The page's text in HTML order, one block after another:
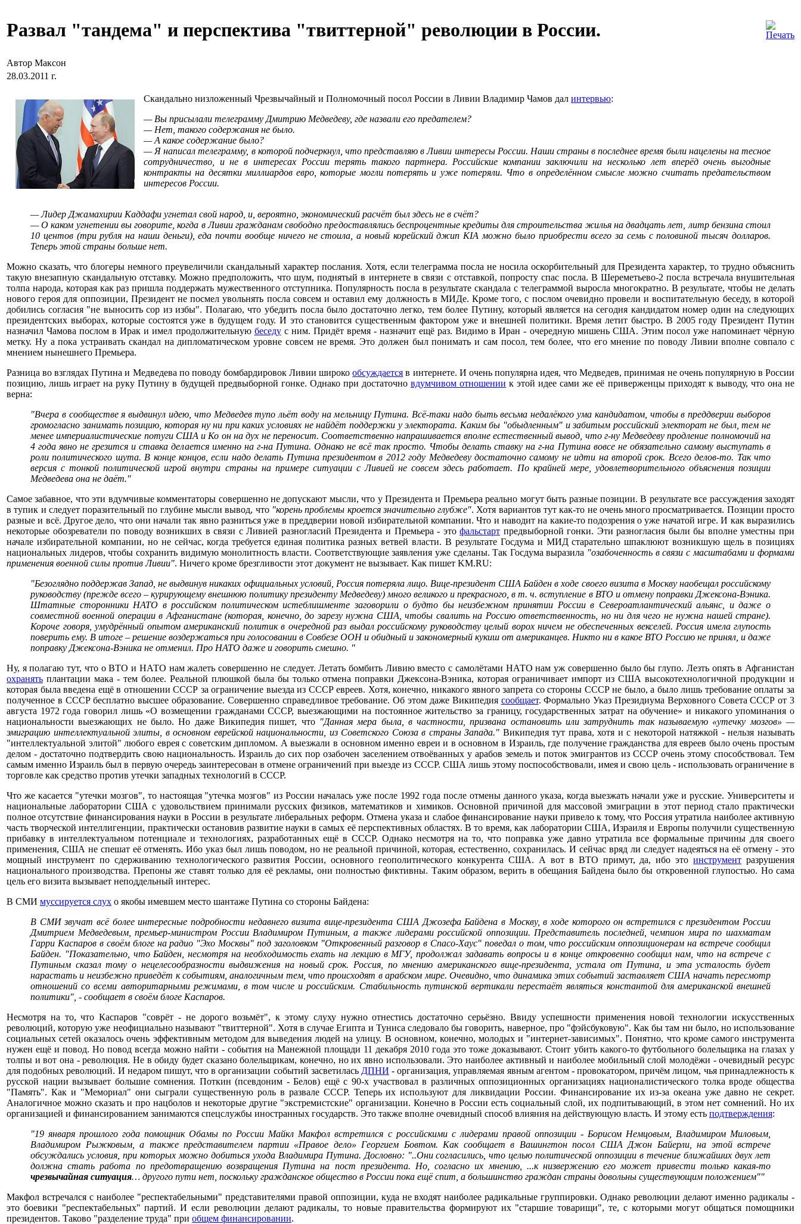
Развал "тандема" и перспектива "твиттерной" революции в России.
Автор Максон
28.03.2011 г.
Скандально низложенный Чрезвычайный и Полномочный посол России в Ливии Владимир Чамов дал интервью:
— Вы присылали телеграмму Дмитрию Медведеву, где назвали его предателем?
— Нет, такого содержания не было.
— А какое содержание было?
— Я написал телеграмму, в которой подчеркнул, что представляю в Ливии интересы России. Наши страны в последнее время были нацелены на тесное
сотрудничество, и не в интересах России терять такого партнера. Российские компании заключили на несколько лет вперёд очень выгодные
контракты на десятки миллиардов евро, которые могли потерять и уже потеряли. Что в определённом смысле можно считать предательством
интересов России.
— Лидер Джамахирии Каддафи угнетал свой народ, и, вероятно, экономический расчёт был здесь не в счёт?
— О каком угнетении вы говорите, когда в Ливии гражданам свободно предоставлялись беспроцентные кредиты для строительства жилья на двадцать лет, литр бензина стоил
10 центов (три рубля на наши деньги), еда почти вообще ничего не стоила, а новый корейский джип KIA можно было приобрести всего за семь с половиной тысяч долларов.
Теперь этой страны больше нет.
Можно сказать, что блогеры немного преувеличили скандальный характер послания. Хотя, если телеграмма посла не носила оскорбительный для Президента характер, то трудно объяснить
такую внезапную скандальную отставку. Можно предположить, что шум, поднятый в интернете в связи с отставкой, попросту спас посла. В Шереметьево-2 посла встречала внушительная
толпа народа, которая как раз пришла поддержать мужественного отступника. Популярность посла в результате скандала с телеграммой выросла многократно. В результате, чтобы не делать
нового героя для оппозиции, Президент не посмел увольнять посла совсем и оставил ему должность в МИДе. Кроме того, с послом очевидно провели и воспитательную беседу, в которой
добились согласия "не выносить сор из избы". Полагаю, что убедить посла было достаточно легко, тем более Путину, который является на сегодня кандидатом номер один на следующих
президентских выборах, которые состоятся уже в будущем году. И это становится существенным фактором уже и внешней политики. Время летит быстро. В 2005 году Президент Путин
назначил Чамова послом в Ирак и имел продолжительную беседус ним. Придёт время - назначит ещё раз. Видимо в Иран - очередную мишень США. Этим посол уже напоминает чёрную
метку. Ну а пока устраивать скандал на дипломатическом уровне совсем не время. Это должен был понимать и сам посол, тем более, что его мнение по поводу Ливии вполне совпало с
мнением нынешнего Премьера.
Разница во взглядах Путина и Медведева по поводу бомбардировок Ливии широкообсуждается в интернете. И очень популярна идея, что Медведев, принимая не очень популярную в России
позицию, лишь играет на руку Путину в будущей предвыборной гонке. Однако при достаточно вдумчивом отношении к этой идее сами же её приверженцы приходят к выводу, что она не
верна:
"Вчера в сообществе я выдвинул идею, что Медведев тупо льёт воду на мельницу Путина. Всё-таки надо быть весьма недалёкого ума кандидатом, чтобы в преддверии выборов
громогласно занимать позицию, которая ну ни при каких условиях не найдёт поддержки у электората. Каким бы "обыдленным" и забитым российский электорат не был, тем не
менее империалистические потуги США и Ко он на дух не переносит. Соответственно напрашивается вполне естественный вывод, что г-ну Медведеву продление полномочий на
4 года явно не грезится и ставка делается именно на г-на Путина. Однако не всё так просто. Чтобы делать ставку на г-на Путина вовсе не обязательно самому выступать в
роли политического шута. В конце концов, если надо делать Путина президентом в 2012 году Медведеву достаточно самому не идти на второй срок. Всего делов-то. Так что
версия с тонкой политической игрой внутри страны на примере ситуации с Ливией не совсем здесь работает. По крайней мере, удовлетворительного объяснения позиции
Медведева она не даёт."
Самое забавное, что эти вдумчивые комментаторы совершенно не допускают мысли, что у Президента и Премьера реально могут быть разные позиции. В результате все рассуждения заходят
в тупик и следует поразительный по глубине мысли вывод, что "корень проблемы кроется значительно глубже". Хотя вариантов тут как-то не очень много просматривается. Позиции просто
разные и всё. Другое дело, что они начали так явно разниться уже в преддверии новой избирательной компании. Что и наводит на какие-то подозрения о уже начатой игре. И как выразились
некоторые обозреватели по поводу возникших в связи с Ливией разногласий Президента и Премьера - этофальстарт предвыборной гонки. Эти разногласия были бы вполне уместны при
начале избирательной компании, но не сейчас, когда требуется единая политика разных ветвей власти. В результате Госдума и МИД старательно шпаклюют возникшую щель в позициях
национальных лидеров, чтобы сохранить видимую монолитность власти. Соответствующие заявления уже сделаны. Так Госдума выразила "озабоченность в связи с масштабами и формами
применения военной силы против Ливии". Ничего кроме брезгливости этот документ не вызывает. Как пишет KM.RU:
"Безоглядно поддержав Запад, не выдвинув никаких официальных условий, Россия потеряла лицо. Вице-президент США Байден в ходе своего визита в Москву наобещал российскому
руководству (прежде всего – курирующему внешнюю политику президенту Медведеву) много великого и прекрасного, в т. ч. вступление в ВТО и отмену поправки Джексона-Вэника.
Штатные сторонники НАТО в российском политическом истеблишменте заговорили о будто бы неизбежном принятии России в Североатлантический альянс, и даже о
совместной военной операции в Афганистане (которая, конечно, до зарезу нужна США, чтобы свалить на Россию ответственность, но ни для чего не нужна нашей стране).
Короче говоря, умудрённый опытом американский политик в очередной раз выдал российскому руководству целый ворох ничем не обеспеченных векселей. Россия имела глупость
поверить ему. В итоге – решение воздержаться при голосовании в Совбезе ООН и обидный и закономерный кукиш от американцев. Никто ни в какое ВТО Россию не принял, и даже
поправку Джексона-Вэника не отменил. Про НАТО даже и говорить смешно. "
Ну, я полагаю тут, что о ВТО и НАТО нам жалеть совершенно не следует. Летать бомбить Ливию вместо с самолётами НАТО нам уж совершенно было бы глупо. Лезть опять в Афганистан
охранять плантации мака - тем более. Реальной плюшкой была бы только отмена поправки Джексона-Вэника, которая ограничивает импорт из США высокотехнологичной продукции и
которая была введена ещё в отношении СССР за ограничение выезда из СССР евреев. Хотя, конечно, никакого явного запрета со стороны СССР не было, а было лишь требование оплаты за
полученное в СССР бесплатно высшее образование. Совершенно справедливое требование. Об этом даже Википедия сообщает. Формально Указ Президиума Верховного Совета СССР от 3
августа 1972 года говорил лишь «О возмещении гражданами СССР, выезжающими на постоянное жительство за границу, государственных затрат на обучение» и никакого упоминания о
национальности выезжающих не было. Но даже Википедия пишет, что "Данная мера была, в частности, призвана остановить или затруднить так называемую «утечку мозгов» —
эмиграцию интеллектуальной элиты, в основном еврейской национальности, из Советского Союза в страны Запада." Википедия тут права, хотя и с некоторой натяжкой - нельзя называть
"интеллектуальной элитой" любого еврея с советским дипломом. А выезжали в основном именно евреи и в основном в Израиль, где получение гражданства для евреев было очень простым
делом - достаточно подтвердить свою национальность. Израиль до сих пор озабочен заселением отвоёванных у арабов земель и поток эмигрантов из СССР очень этому способствовал. Тем
самым именно Израиль был в первую очередь заинтересован в отмене ограничений при выезде из СССР. США лишь этому поспособствовали, имея и свою цель - использовать ограничение в
торговле как средство против утечки западных технологий в СССР.
Что же касается "утечки мозгов", то настоящая "утечка мозгов" из России началась уже после 1992 года после отмены данного указа, когда выезжать начали уже и русские. Университеты и
национальные лаборатории США с удовольствием принимали русских физиков, математиков и химиков. Основной причиной для массовой эмиграции в этот период стало практически
полное отсутствие финансирования науки в России в результате либеральных реформ. Отмена указа и слабое финансирование науки привело к тому, что Россия утратила наиболее активную
часть творческой интеллигенции, практически остановив развитие науки в самых её перспективных областях. В то время, как лаборатории США, Израиля и Европы получили существенную
прибавку в интеллектуальном потенциале и технологиях, разработанных ещё в СССР. Однако несмотря на то, что поправка уже давно утратила все формальные причины для своего
применения, США не спешат её отменять. Ибо указ был лишь поводом, но не реальной причиной, которая, естественно, сохранилась. И сейчас вряд ли следует надеяться на её отмену - это
мощный инструмент по сдерживанию технологического развития России, основного геополитического конкурента США. А вот в ВТО примут, да, ибо этоинструмент разрушения
национального производства. Препоны же ставят только для её рекламы, они полностью фиктивны. Таким образом, верить в обещания Байдена было бы откровенной глупостью. Но сама
цель его визита вызывает неподдельный интерес.
В СМИ муссируется слух о якобы имевшем место шантаже Путина со стороны Байдена:
В СМИ звучат всё более интересные подробности недавнего визита вице-президента США Джозефа Байдена в Москву, в ходе которого он встретился с президентом России
Дмитрием Медведевым, премьер-министром России Владимиром Путиным, а также лидерами российской оппозиции. Представитель последней, чемпион мира по шахматам
Гарри Каспаров в своём блоге на радио "Эхо Москвы" под заголовком "Откровенный разговор в Спасо-Хаус" поведал о том, что российским оппозиционерам на встрече сообщил
Байден. "Показательно, что Байден, несмотря на необходимость ехать на лекцию в МГУ, продолжал задавать вопросы и в конце откровенно сообщил нам, что на встрече с
Путиным сказал тому о нецелесообразности выдвижения на новый срок. Россия, по мнению американского вице-президента, устала от Путина, и эта усталость будет
нарастать и неизбежно приведёт к событиям, аналогичным тем, что происходят в арабском мире. Очевидно, что динамика этих событий заставляет США начать пересмотр
отношений со всеми авторитарными режимами, в том числе и российским. Стабильность путинской вертикали перестаёт являться константой для американской внешней
политики", - сообщает в своём блоге Каспаров.
Несмотря на то, что Каспаров "соврёт - не дорого возьмёт", к этому слуху нужно отнестись достаточно серьёзно. Ввиду успешности применения новой технологии искусственных
революций, которую уже неофициально называют "твиттерной". Хотя в случае Египта и Туниса следовало бы говорить, наверное, про "фэйсбуковую". Как бы там ни было, но использование
социальных сетей оказалось очень эффективным методом для выведения людей на улицу. В основном, конечно, молодых и "интернет-зависимых". Понятно, что кроме самого инструмента
нужен ещё и повод. Но повод всегда можно найти - события на Манежной площади 11 декабря 2010 года это тоже доказывают. Стоит убить какого-то футбольного болельщика на глазах у
толпы и вот она - революция. Не в обиду будет сказано болельщикам, конечно, но их явно использовали. Это наиболее активный и наиболее мобильный слой молодёжи - очевидный ресурс
для подобных революций. И недаром пишут, что в организации событий засветилась ДПНИ - организация, управляемая явным агентом - провокатором, причём лицом, чья принадлежность к
русской нации вызывает большие сомнения. Поткин (псевдоним - Белов) ещё с 90-х участвовал в различных оппозиционных организациях националистического толка вроде общества
"Память". Как и "Мемориал" они сыграли существенную роль в развале СССР. Теперь их используют для ликвидации России. Финансирование их из-за океана уже давно не секрет.
Аналогичное можно сказать и про нацболов и некоторые другие "экстремистские" организации. Конечно в России есть социальный слой, их подпитывающий, в этом нет сомнений. Но их
организацией и финансированием занимаются спецслужбы иностранных государств. Это также вполне очевидный способ влияния на действующую власть. И этому есть подтверждения:
"19 января прошлого года помощник Обамы по России Майкл Макфол встретился с российскими с лидерами правой оппозиции - Борисом Немцовым, Владимиром Миловым,
Владимиром Рыжковым, а также представителем партии «Правое дело» Георгием Бовтом. Как сообщает в Вашингтон посол США Джон Байерли, на этой встрече
обсуждались условия, при которых можно добиться ухода Владимира Путина. Дословно: "..Они согласились, что целью политической оппозиции в течение ближайших двух лет
должна стать работа по предотвращению возвращения Путина на пост президента. Но, согласно их мнению, ...к низвержению его может привести только какая-то
чрезвычайная ситуация… другого пути нет, поскольку гражданское общество в России пока ещё спит, а большинство граждан страны довольны существующим положением""
Макфол встречался с наиболее "респектабельными" представителями правой оппозиции, куда не входят наиболее радикальные группировки. Однако революции делают именно радикалы -
это боевики "респектабельных" партий. И если революции делают радикалы, то новые правительства формируют их "старшие товарищи", те, с которыми могут общаться помощники
президентов. Таково "разделение труда" при общем финансировании.